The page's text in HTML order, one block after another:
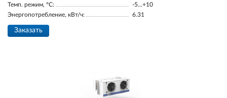
Темп. режим, °С:
-5...+10
Энергопотребление, кВт/ч:
6.31
Заказать